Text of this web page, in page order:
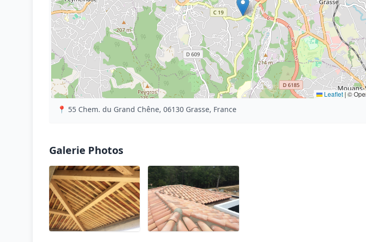
Leaflet | ©
📍 55 Chem. du Grand Chêne, 06130 Grasse, France
Galerie Photos